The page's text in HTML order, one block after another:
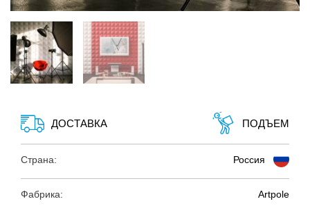
ДОСТАВКА ПОДЪЕМ
Страна: Россия
Фабрика: Artpole